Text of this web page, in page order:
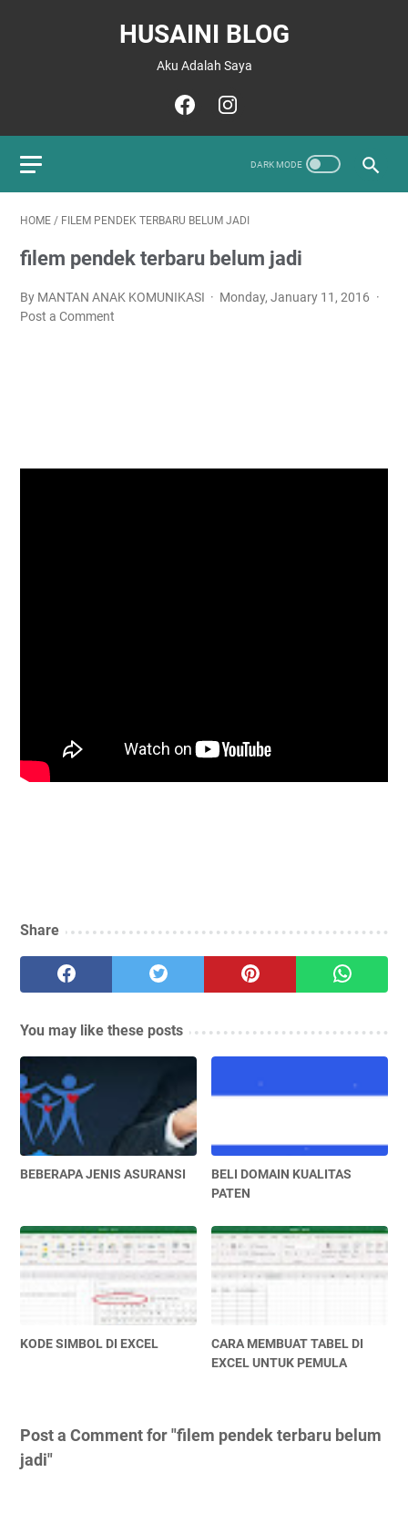
HUSAINI BLOG
Aku Adalah Saya
HOME / FILEM PENDEK TERBARU BELUM JADI
filem pendek terbaru belum jadi
By MANTAN ANAK KOMUNIKASI
Monday, January 11, 2016
Post a Comment
Share
You may like these posts
BEBERAPA JENIS ASURANSI
BELI DOMAIN KUALITAS
PATEN
KODE SIMBOL DI EXCEL
CARA MEMBUAT TABEL DI
EXCEL UNTUK PEMULA
Post a Comment for "filem pendek terbaru belum
jadi"